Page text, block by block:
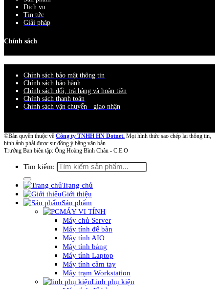
Dịch vụ
Tin tức
Giải pháp
Chính sách
Chính sách bảo mật thông tin
Chính sách bảo hành
Chính sách đổi, trả hàng và hoàn tiền
Chính sách thanh toán
Chính sách vận chuyển - giao nhận
©Bản quyền thuộc về Công ty TNHH HN Dotnet. Mọi hình thức sao chép lại thông tin,
hình ảnh phải được sự đồng ý bằng văn bản.
Trưởng Ban biên tập: Ông Hoàng Bình Châu - C.E.O
Tìm kiếm:
Trang chủ
Giới thiệu
Sản phẩm
MÁY VI TÍNH
Máy chủ Server
Máy tính để bàn
Máy tính AIO
Máy tính bảng
Máy tính Laptop
Máy tính cầm tay
Máy trạm Workstation
Linh phụ kiện